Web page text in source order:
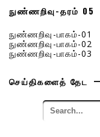
நுண்ணறிவு-தரம் 05
நுண்ணறிவு-பாகம்-01
நுண்ணறிவு-பாகம்-02
நுண்ணறிவு-பாகம்-03
செய்திகளைத் தேட